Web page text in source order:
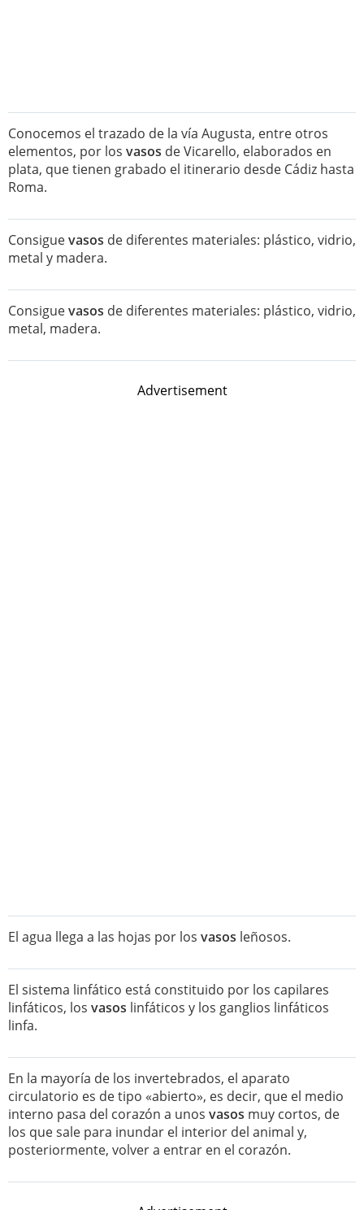
Conocemos el trazado de la vía Augusta, entre otros
elementos, por los vasos de Vicarello, elaborados en
plata, que tienen grabado el itinerario desde Cádiz hasta
Roma.
Consiguevasos de diferentes materiales: plástico, vidrio,
metal y madera.
Consiguevasos de diferentes materiales: plástico, vidrio,
metal, madera.
Advertisement
El agua llega a las hojas por los vasos leñosos.
El sistema linfático está constituido por los capilares
linfáticos, los vasos linfáticos y los ganglios linfáticos
linfa.
En la mayoría de los invertebrados, el aparato
circulatorio es de tipo «abierto», es decir, que el medio
interno pasa del corazón a unos vasos muy cortos, de
los que sale para inundar el interior del animal y,
posteriormente, volver a entrar en el corazón.